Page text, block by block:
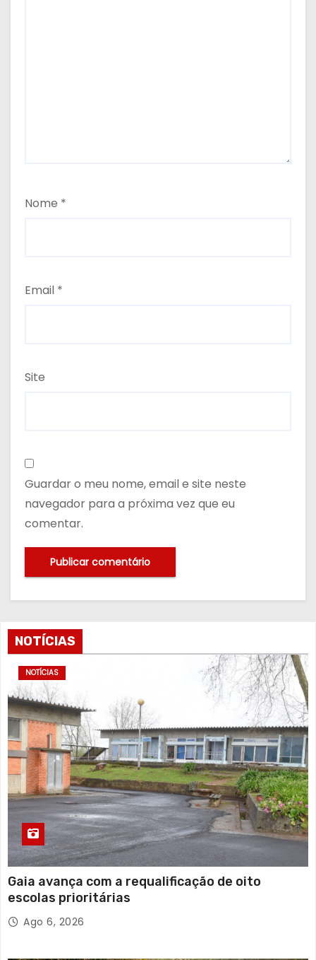
Nome *
Email *
Site
Guardar o meu nome, email e site neste
navegador para a próxima vez que eu
comentar.
NOTÍCIAS
NOTÍCIAS
Gaia avança com a requalificação de oito
escolas prioritárias
Ago 6, 2026